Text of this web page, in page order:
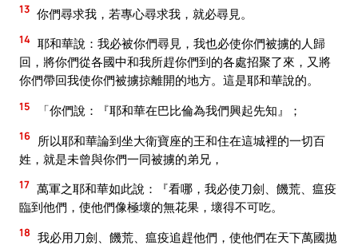
13 你們尋求我，若專心尋求我，就必尋見。
14 耶和華說：我必被你們尋見，我也必使你們被擄的人歸
回，將你們從各國中和我所趕你們到的各處招聚了來，又將
你們帶回我使你們被擄掠離開的地方。這是耶和華說的。
15 「你們說：『耶和華在巴比倫為我們興起先知』；
16
所以耶和華論到坐大衛寶座的王和住在這城裡的一切百
姓，就是未曾與你們一同被擄的弟兄，
17 萬軍之耶和華如此說：『看哪，我必使刀劍、饑荒、瘟疫
臨到他們，使他們像極壞的無花果，壞得不可吃。
18 我必用刀劍、饑荒、瘟疫追趕他們，使他們在天下萬國拋